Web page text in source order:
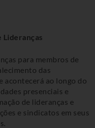
Lideranças
para membros de
das
acontecerá ao longo do
presenciais e
de lideranças e
e sindicatos em seus